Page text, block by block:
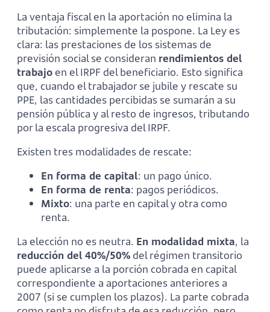
La ventaja fiscal en la aportación no elimina la
tributación: simplemente la pospone. La Ley es
clara: las prestaciones de los sistemas de
previsión social se consideran rendimientos del
trabajoen el IRPF del beneficiario. Esto significa
que, cuando el trabajador se jubile y rescate su
PPE, las cantidades percibidas se sumarán a su
pensión pública y al resto de ingresos, tributando
por la escala progresiva del IRPF.
Existen tres modalidades de rescate:
En forma de capital: un pago único.
En forma de renta: pagos periódicos.
Mixto: una parte en capital y otra como
renta.
La elección no es neutra. En modalidad mixta, la
reducción del 40%/50% del régimen transitorio
puede aplicarse a la porción cobrada en capital
correspondiente a aportaciones anteriores a
2007 (si se cumplen los plazos). La parte cobrada